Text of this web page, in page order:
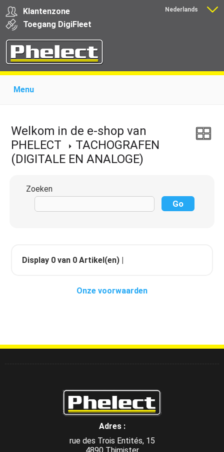
Klantenzone
Toegang DigiFleet
Nederlands
Menu
Producten voor transporteurs
Opleiding
Nieuws
Ondersteuning
Download Links Contact
Welkom in de e-shop van
PHELECT
TACHOGRAFEN
(DIGITALE EN ANALOGE)
Zoeken
Display 0 van 0 Artikel(en) |
Onze voorwaarden
Adres :
rue des Trois Entités, 15